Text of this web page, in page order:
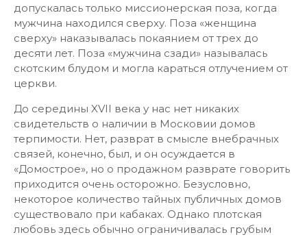
допускалась только миссионерская поза, когда
мужчина находился сверху. Поза «женщина
сверху» наказывалась покаянием от трех до
десяти лет. Поза «мужчина сзади» называлась
скотским блудом и могла караться отлучением от
церкви.
До середины XVII века у нас нет никаких
свидетельств о наличии в Московии домов
терпимости. Нет, разврат в смысле внебрачных
связей, конечно, был, и он осуждается в
«Домострое», но о продажном разврате говорить
приходится очень осторожно. Безусловно,
некоторое количество тайных публичных домов
существовало при кабаках. Однако плотская
любовь здесь обычно ограничивалась грубым